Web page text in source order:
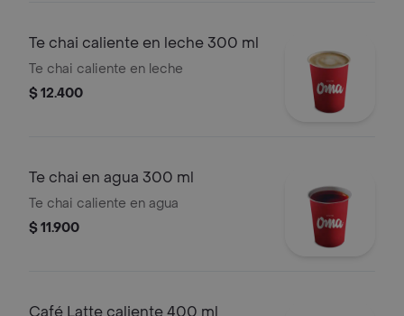
Te chai caliente en leche 300 ml
Te chai caliente en leche
$ 12.400
Te chai en agua 300 ml
Te chai caliente en agua
$ 11.900
Café Latte caliente 400 ml